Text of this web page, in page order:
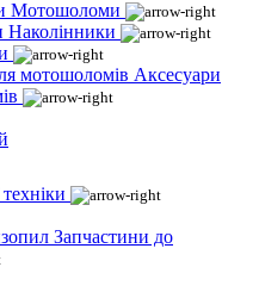
Мотошоломи
Наколінники
Аксесуари
Запчастини до